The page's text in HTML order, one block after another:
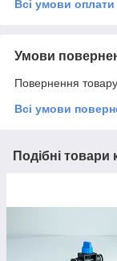
Всі умови оплати
Умови
Повернення
Всі умови
Подібні товари